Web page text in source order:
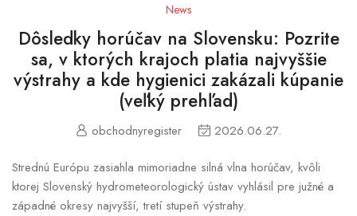
News
Dôsledky horúčav na Slovensku: Pozrite
sa, v ktorých krajoch platia najvyššie
výstrahy a kde hygienici zakázali kúpanie
(veľký prehľad)
obchodnyregister 2026.06.27.
Strednú Európu zasiahla mimoriadne silná vlna horúčav, kvôli
ktorej Slovenský hydrometeorologický ústav vyhlásil pre južné a
západné okresy najvyšší, tretí stupeň výstrahy.